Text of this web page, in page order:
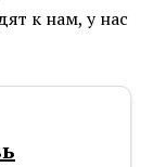
к нам, у нас